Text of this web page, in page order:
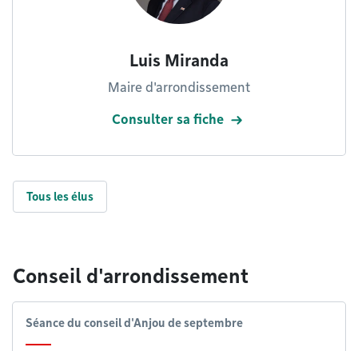
Luis Miranda
Maire d'arrondissement
Consulter sa fiche
Tous les élus
Conseil d'arrondissement
Séance du conseil d'Anjou de septembre